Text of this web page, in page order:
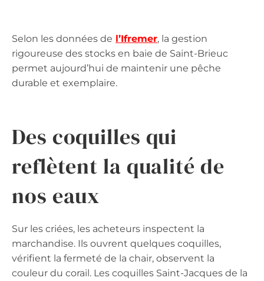
Selon les données de l’Ifremer, la gestion
rigoureuse des stocks en baie de Saint-Brieuc
permet aujourd’hui de maintenir une pêche
durable et exemplaire.
Des coquilles qui
reflètent la qualité de
nos eaux
Sur les criées, les acheteurs inspectent la
marchandise. Ils ouvrent quelques coquilles,
vérifient la fermeté de la chair, observent la
couleur du corail. Les coquilles Saint-Jacques de la